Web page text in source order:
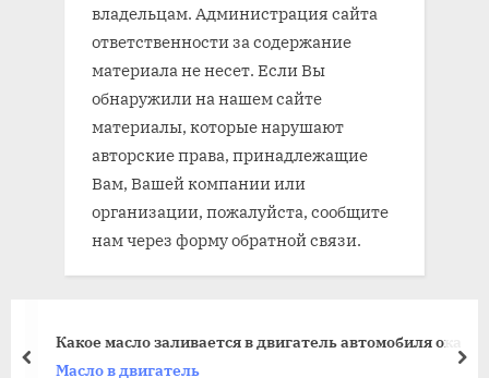
владельцам. Администрация сайта
ответственности за содержание
материала не несет. Если Вы
обнаружили на нашем сайте
материалы, которые нарушают
авторские права, принадлежащие
Вам, Вашей компании или
организации, пожалуйста, сообщите
нам через форму обратной связи.
Какое масло заливается в двигатель автомобиля ока
Масло в двигатель
prev